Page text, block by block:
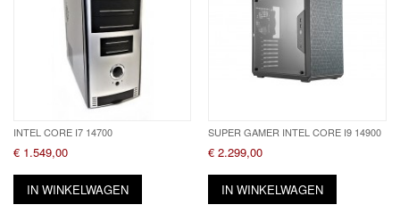
INTEL CORE I7 14700
€ 1.549,00
IN WINKELWAGEN
SUPER GAMER INTEL CORE I9 14900
€ 2.299,00
IN WINKELWAGEN